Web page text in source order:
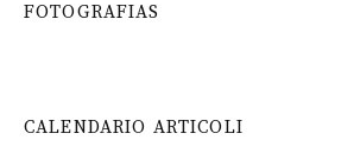
FOTOGRAFIAS
CALENDARIO ARTICOLI